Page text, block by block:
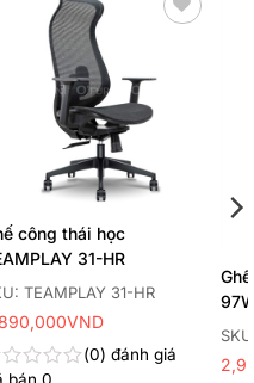
TEAMPLAY 31-HR
công thái học
31-HR
0
đánh giá
bán 0
VND